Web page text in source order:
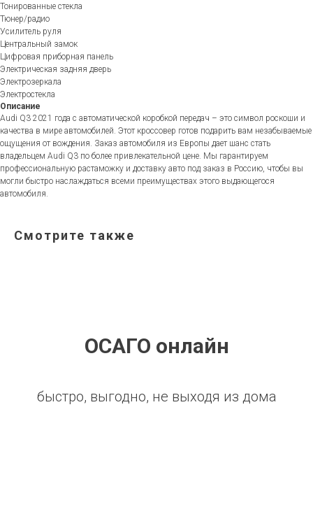
Тонированные стекла
Тюнер/радио
Усилитель руля
Центральный замок
Цифровая приборная панель
Электрическая задняя дверь
Электрозеркала
Электростекла
Описание
Audi Q3 2021 года с автоматической коробкой передач – это символ роскоши и
качества в мире автомобилей. Этот кроссовер готов подарить вам незабываемые
ощущения от вождения. Заказ автомобиля из Европы дает шанс стать
владельцем Audi Q3 по более привлекательной цене. Мы гарантируем
профессиональную растаможку и доставку авто под заказ в Россию, чтобы вы
могли быстро наслаждаться всеми преимуществах этого выдающегося
автомобиля.
Смотрите также
ОСАГО онлайн
быстро, выгодно, не выходя из дома